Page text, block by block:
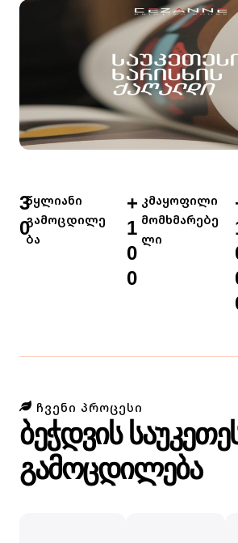
3
0
წყლიანი
გამოცდილე
ბა
+
1
0
0
კმაყოფილი
მომხმარებე
ლი
ᲩᲕᲔᲜᲘ ᲞᲠᲝᲪᲔᲡᲘ
ბეჭდვის
გამოცდილება